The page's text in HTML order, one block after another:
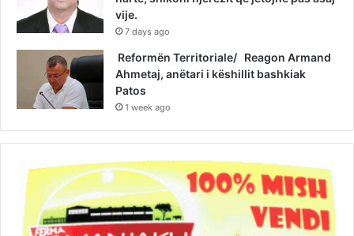
vije.
7 days ago
Reformën Territoriale/ Reagon Armand
Ahmetaj, anëtari i këshillit bashkiak
Patos
1 week ago